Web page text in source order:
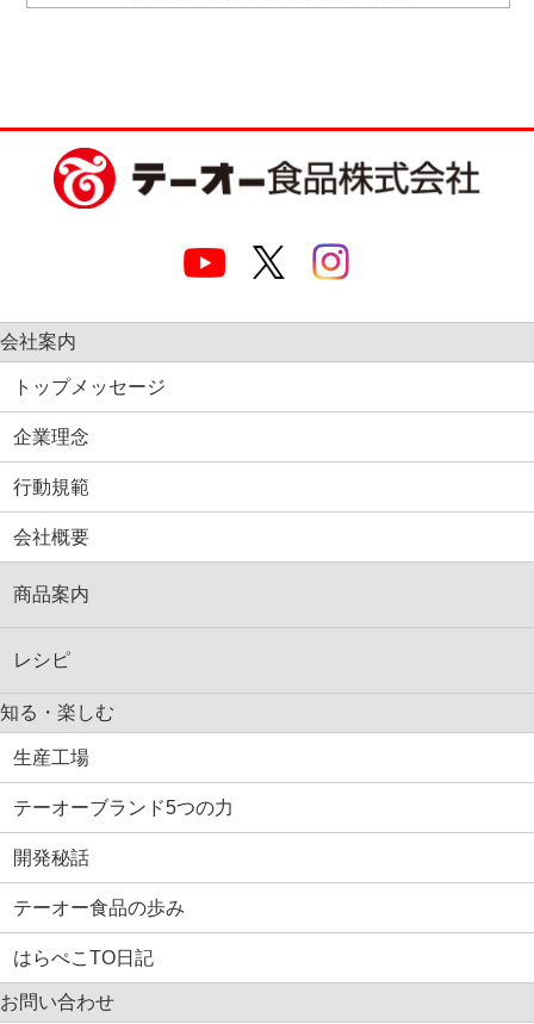
会社案内
トップメッセージ
企業理念
行動規範
会社概要
商品案内
レシピ
知る・楽しむ
生産工場
テーオーブランド5つの力
開発秘話
テーオー食品の歩み
はらぺこTO日記
お問い合わせ